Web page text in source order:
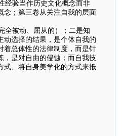
经验当作历史文化概念而非
念；第三卷从关注自我的层面
全被动、屈从的）；二是知
动选择的结果，是个体自我的
着总体性的法律制度，而是针
，是对自由的侵蚀；而自我技
式、将自身美学化的方式来抵